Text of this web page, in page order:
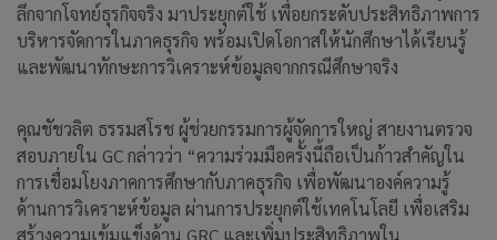
ลึกจากโจทย์ธุรกิจจริง มาประยุกต์ใช้ เพื่อยกระดับประสิทธิภาพการ
บริหารจัดการในภาคธุรกิจ พร้อมเปิดโอกาสให้นักศึกษาได้เรียนรู้
และพัฒนาทักษะการวิเคราะห์ข้อมูลจากกรณีศึกษาจริง
คุณชัชวลิต ธรรมสโรช ผู้ช่วยกรรมการผู้จัดการใหญ่ สายงานตรวจ
สอบภายใน GC กล่าวว่า “ความร่วมมือครั้งนี้ถือเป็นก้าวสำคัญใน
การเชื่อมโยงภาคการศึกษากับภาคธุรกิจ เพื่อพัฒนาองค์ความรู้
ด้านการวิเคราะห์ข้อมูล ผ่านการประยุกต์ใช้เทคโนโลยี เพื่อเสริม
สร้างความเข้มแข็งด้าน GRC และเพิ่มประสิทธิภาพใน